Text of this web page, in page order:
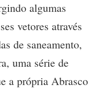
algumas
vetores através
de saneamento,
uma série de
a própria Abrasco